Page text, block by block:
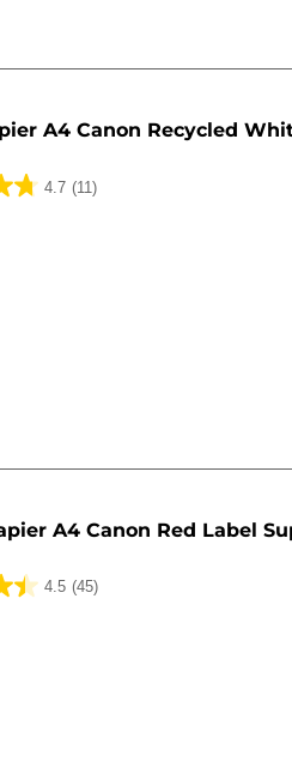
A4 Canon Recycled
4.7 (11)
A4 Canon Red Label
4.5 (45)